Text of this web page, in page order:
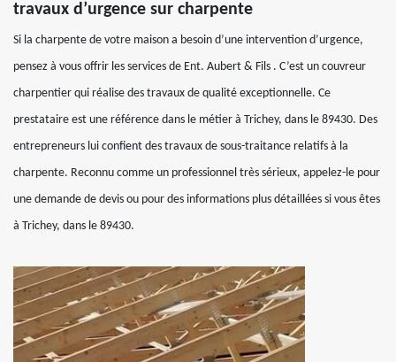
travaux d’urgence sur charpente
Si la charpente de votre maison a besoin d’une intervention d’urgence,
pensez à vous offrir les services de Ent. Aubert & Fils . C’est un couvreur
charpentier qui réalise des travaux de qualité exceptionnelle. Ce
prestataire est une référence dans le métier à Trichey, dans le 89430. Des
entrepreneurs lui confient des travaux de sous-traitance relatifs à la
charpente. Reconnu comme un professionnel très sérieux, appelez-le pour
une demande de devis ou pour des informations plus détaillées si vous êtes
à Trichey, dans le 89430.